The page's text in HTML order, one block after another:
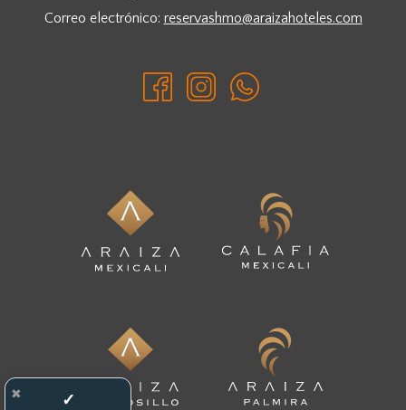
Correo electrónico: reservashmo@araizahoteles.com
✖ ✓